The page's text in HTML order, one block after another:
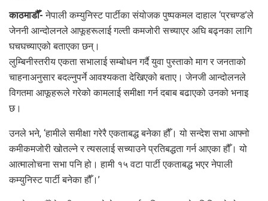
काठमाडौँ- नेपाली कम्युनिस्ट पार्टीका संयोजक पुष्पकमल दाहाल ‘प्रचण्ड’ले
जेननी आन्दोलनले आफूहरूलाई गल्ती कमजोरी सच्याएर अघि बढ्नका लागि
घचघच्याएको बताएका छन्।
लुम्बिनीस्तरीय एकता सभालाई सम्बोधन गर्दै युवा पुस्ताको माग र जनताको
चाहनाअनुसार बदल्नुपर्ने आवश्यकता देखिएको बताए। जेनजी आन्दोलनले
विगतमा आफूहरूले गरेको कामलाई समीक्षा गर्न दबाब बढाएको उनको भनाइ
छ।
उनले भने, ‘हामीले समीक्षा गरेरै एकताबद्ध बनेका हौँ। यो सन्देश सभा आफ्नो
कमीकमजोरी खोतल्ने र त्यसलाई सच्याउने प्रतिबद्धता गर्न आएका हौँ। यो
आत्मालोचना सभा पनि हो। हामी १५ वटा पार्टी एकताबद्ध भएर नेपाली
कम्युनिस्ट पार्टी बनेका हौँ।’